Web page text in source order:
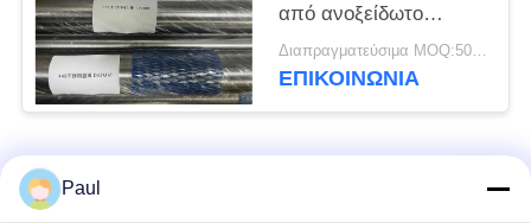
από ανοξείδωτο
χάλυβα
Διαπραγματεύσιμα MOQ:500 χιλιοστά
ΕΠΙΚΟΙΝΩΝΊΑ
Λαϊκή κατηγορία
Paul